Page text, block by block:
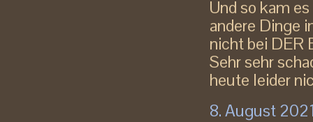
Und so kam
andere Dinge
nicht bei DER
Sehr sehr
heute leider
8. August